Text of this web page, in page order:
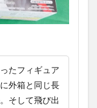
たフィギュア
外箱と同じ長
そして飛び出